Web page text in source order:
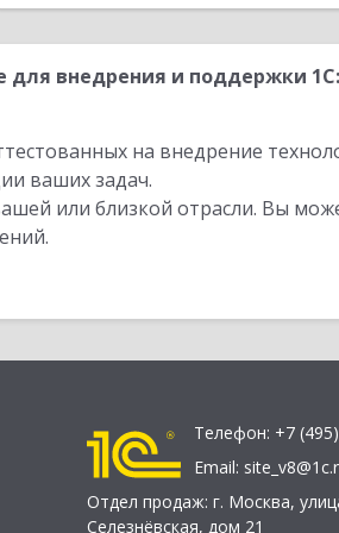
внедрения и поддержки
на внедрение
ваших задач.
или близкой отрасли. Вы
Телефон: +7
Email:
Отдел продаж: г. Москва,
Селезнёвская, дом 21